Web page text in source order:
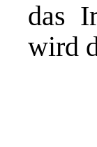
das
wird